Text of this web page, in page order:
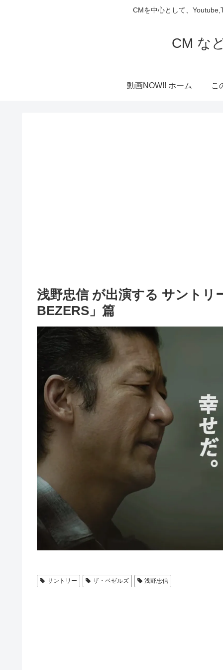
CMを中心として、
CM な
動画NOW!! ホーム こ
浅野忠信 が出演する サント
BEZERS」篇
サントリー ザ・ベゼルズ 浅野忠信